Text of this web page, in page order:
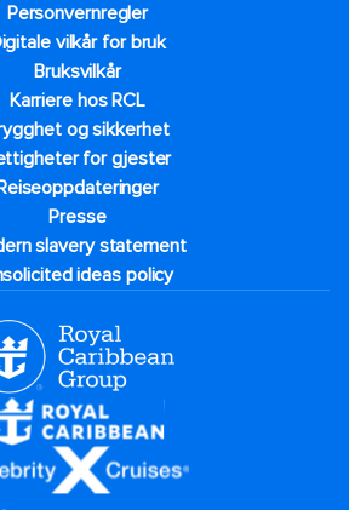
Personvernregler
vilkår for bruk
Bruksvilkår
Karriere hos RCL
og sikkerhet​
for gjester
Presse
slavery statement
ideas policy